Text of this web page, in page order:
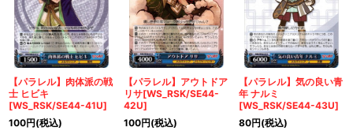
【パラレル】肉体派の戦
士 ヒビキ
[WS_RSK/SE44-41U]
100円(税込)
【パラレル】アウトドア
リサ[WS_RSK/SE44-
42U]
100円(税込)
【パラレル】気の良い青
年 ナルミ
[WS_RSK/SE44-43U]
80円(税込)